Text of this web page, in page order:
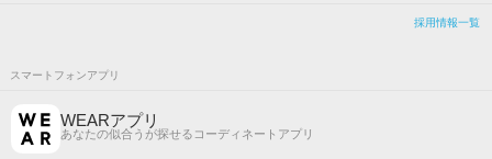
採用情報一覧
スマートフォンアプリ
WEARアプリ
あなたの似合うが探せるコーディネートアプリ